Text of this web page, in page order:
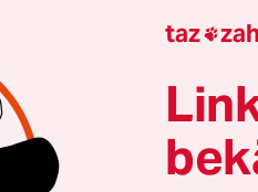
taz 